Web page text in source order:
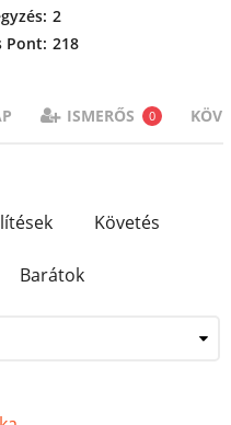
2
Pont: 218
ISMERŐS 0
Követés
Barátok